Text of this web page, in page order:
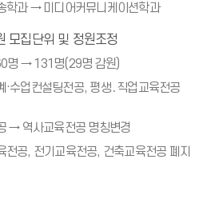
학과 → 미디어커뮤니케이션학과
모집단위 및 정원조정
명 → 131명(29명 감원)
·수업컨설팅전공, 평생․직업교육전공
→ 역사교육전공 명칭변경
전공, 전기교육전공, 건축교육전공 폐지